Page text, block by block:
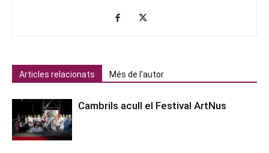
Articles relacionats Més de l'autor
Cambrils acull el Festival ArtNus